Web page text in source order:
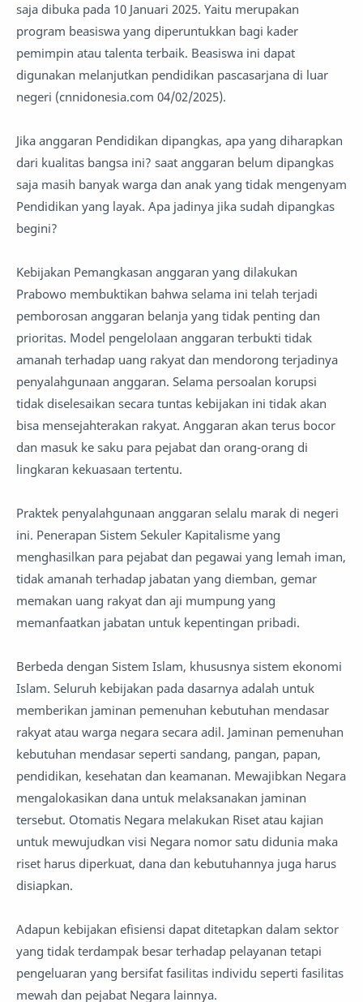
saja dibuka pada 10 Januari 2025. Yaitu merupakan
program beasiswa yang diperuntukkan bagi kader
pemimpin atau talenta terbaik. Beasiswa ini dapat
digunakan melanjutkan pendidikan pascasarjana di luar
negeri (cnnidonesia.com 04/02/2025).
Jika anggaran Pendidikan dipangkas, apa yang diharapkan
dari kualitas bangsa ini? saat anggaran belum dipangkas
saja masih banyak warga dan anak yang tidak mengenyam
Pendidikan yang layak. Apa jadinya jika sudah dipangkas
begini?
Kebijakan Pemangkasan anggaran yang dilakukan
Prabowo membuktikan bahwa selama ini telah terjadi
pemborosan anggaran belanja yang tidak penting dan
prioritas. Model pengelolaan anggaran terbukti tidak
amanah terhadap uang rakyat dan mendorong terjadinya
penyalahgunaan anggaran. Selama persoalan korupsi
tidak diselesaikan secara tuntas kebijakan ini tidak akan
bisa mensejahterakan rakyat. Anggaran akan terus bocor
dan masuk ke saku para pejabat dan orang-orang di
lingkaran kekuasaan tertentu.
Praktek penyalahgunaan anggaran selalu marak di negeri
ini. Penerapan Sistem Sekuler Kapitalisme yang
menghasilkan para pejabat dan pegawai yang lemah iman,
tidak amanah terhadap jabatan yang diemban, gemar
memakan uang rakyat dan aji mumpung yang
memanfaatkan jabatan untuk kepentingan pribadi.
Berbeda dengan Sistem Islam, khususnya sistem ekonomi
Islam. Seluruh kebijakan pada dasarnya adalah untuk
memberikan jaminan pemenuhan kebutuhan mendasar
rakyat atau warga negara secara adil. Jaminan pemenuhan
kebutuhan mendasar seperti sandang, pangan, papan,
pendidikan, kesehatan dan keamanan. Mewajibkan Negara
mengalokasikan dana untuk melaksanakan jaminan
tersebut. Otomatis Negara melakukan Riset atau kajian
untuk mewujudkan visi Negara nomor satu didunia maka
riset harus diperkuat, dana dan kebutuhannya juga harus
disiapkan.
Adapun kebijakan efisiensi dapat ditetapkan dalam sektor
yang tidak terdampak besar terhadap pelayanan tetapi
pengeluaran yang bersifat fasilitas individu seperti fasilitas
mewah dan pejabat Negara lainnya.